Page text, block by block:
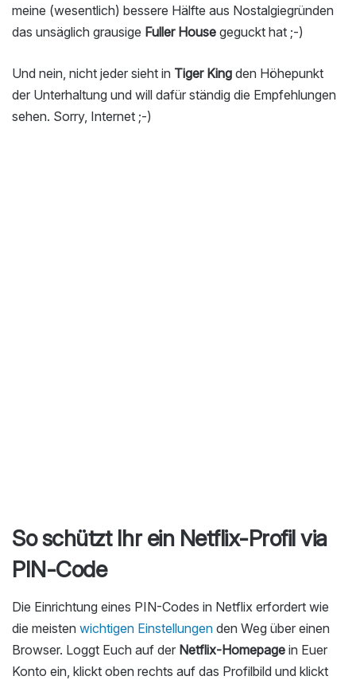
meine (wesentlich) bessere Hälfte aus Nostalgiegründen
das unsäglich grausige Fuller House geguckt hat ;-)
Und nein, nicht jeder sieht in Tiger King den Höhepunkt
der Unterhaltung und will dafür ständig die Empfehlungen
sehen. Sorry, Internet ;-)
So schützt Ihr ein Netflix-Profil via
PIN-Code
Die Einrichtung eines PIN-Codes in Netflix erfordert wie
die meisten wichtigen Einstellungen den Weg über einen
Browser. Loggt Euch auf der Netflix-Homepage in Euer
Konto ein, klickt oben rechts auf das Profilbild und klickt